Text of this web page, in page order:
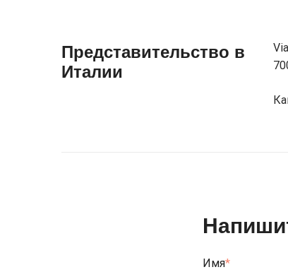
Представительство в
Италии
Имя*